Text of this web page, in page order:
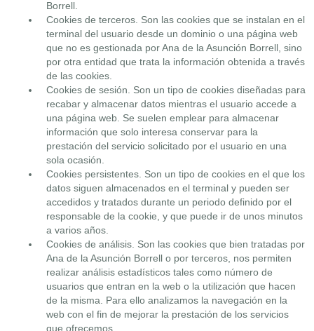
Borrell.
Cookies de terceros. Son las cookies que se instalan en el
terminal del usuario desde un dominio o una página web
que no es gestionada por Ana de la Asunción Borrell, sino
por otra entidad que trata la información obtenida a través
de las cookies.
Cookies de sesión. Son un tipo de cookies diseñadas para
recabar y almacenar datos mientras el usuario accede a
una página web. Se suelen emplear para almacenar
información que solo interesa conservar para la
prestación del servicio solicitado por el usuario en una
sola ocasión.
Cookies persistentes. Son un tipo de cookies en el que los
datos siguen almacenados en el terminal y pueden ser
accedidos y tratados durante un periodo definido por el
responsable de la cookie, y que puede ir de unos minutos
a varios años.
Cookies de análisis. Son las cookies que bien tratadas por
Ana de la Asunción Borrell o por terceros, nos permiten
realizar análisis estadísticos tales como número de
usuarios que entran en la web o la utilización que hacen
de la misma. Para ello analizamos la navegación en la
web con el fin de mejorar la prestación de los servicios
que ofrecemos.